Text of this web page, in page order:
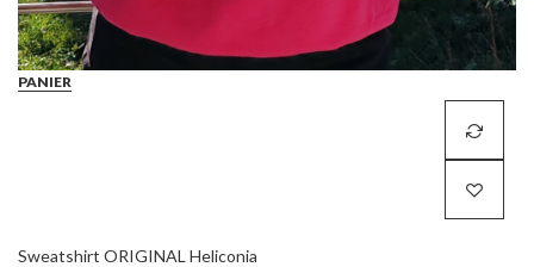
PANIER
Sweatshirt ORIGINAL Heliconia